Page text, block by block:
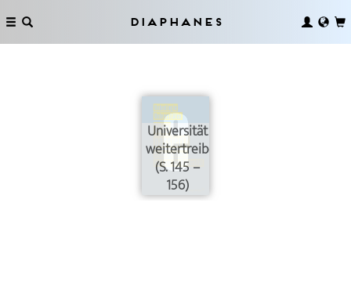
Diaphanes
Universität
weitertreiben
(S. 145 –
156)